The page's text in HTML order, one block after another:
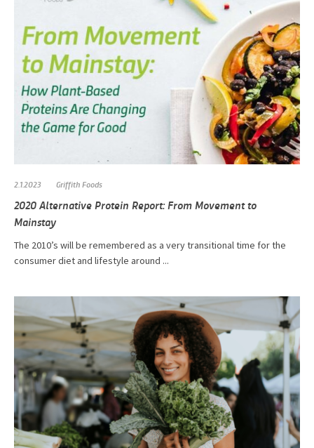
2.1.2023 Griffith Foods
2020 Alternative Protein Report: From Movement to
Mainstay
The 2010’s will be remembered as a very transitional time for the
consumer diet and lifestyle around ...